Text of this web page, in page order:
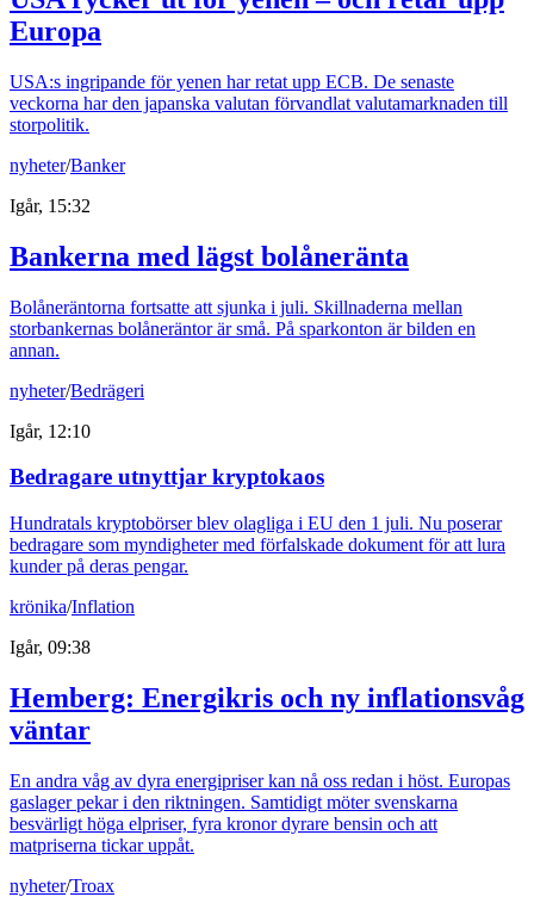
Europa
USA:s ingripande för yenen har retat upp ECB. De senaste
veckorna har den japanska valutan förvandlat valutamarknaden till
storpolitik.
nyheter/Banker
Igår, 15:32
Bankerna med lägst bolåneränta
Bolåneräntorna fortsatte att sjunka i juli. Skillnaderna mellan
storbankernas bolåneräntor är små. På sparkonton är bilden en
annan.
nyheter/Bedrägeri
Igår, 12:10
Bedragare utnyttjar kryptokaos
Hundratals kryptobörser blev olagliga i EU den 1 juli. Nu poserar
bedragare som myndigheter med förfalskade dokument för att lura
kunder på deras pengar.
krönika/Inflation
Igår, 09:38
Hemberg: Energikris och ny inflationsvåg
väntar
En andra våg av dyra energipriser kan nå oss redan i höst. Europas
gaslager pekar i den riktningen. Samtidigt möter svenskarna
besvärligt höga elpriser, fyra kronor dyrare bensin och att
matpriserna tickar uppåt.
nyheter/Troax